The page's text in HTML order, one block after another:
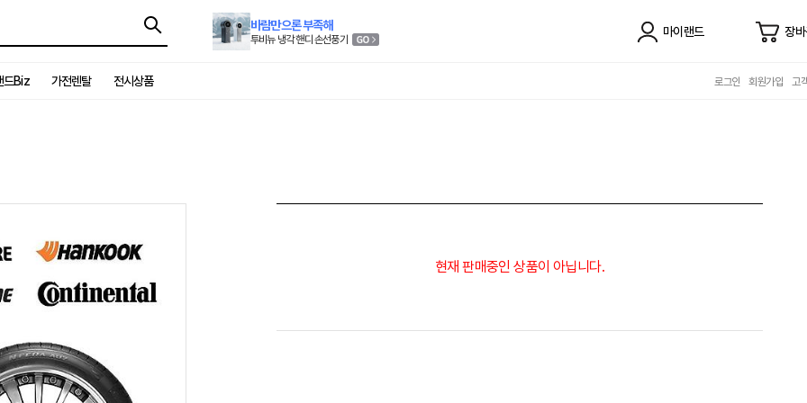
바람만으론 부족해
투비뉴 냉각 핸디 손선풍기
마이랜드 장
드Biz 가전렌탈 전시상품 로그인 회원가입 고
현재 판매중인 상품이 아닙니다.